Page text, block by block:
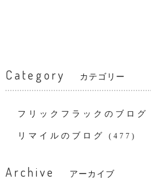
Category カテゴリー
フリックフラックのブログ
リマイルのブログ (477)
Archive アーカイブ